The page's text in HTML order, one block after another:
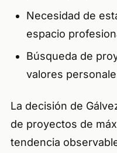
Necesidad de
espacio
Búsqueda de
valores
La decisión de
de proyectos de
tendencia